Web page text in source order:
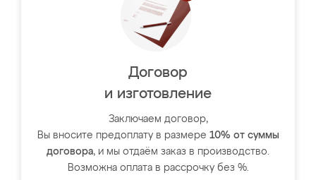
Договор
и изготовление
Заключаем договор,
Вы вносите предоплату в размере 10% от суммы
договора, и мы отдаём заказ в производство.
Возможна оплата в рассрочку без %.